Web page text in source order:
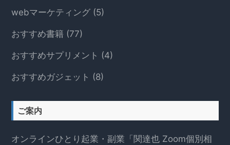
webマーケティング (5)
おすすめ書籍 (77)
おすすめサプリメント (4)
おすすめガジェット (8)
ご案内
オンラインひとり起業・副業「関達也 Zoom個別相